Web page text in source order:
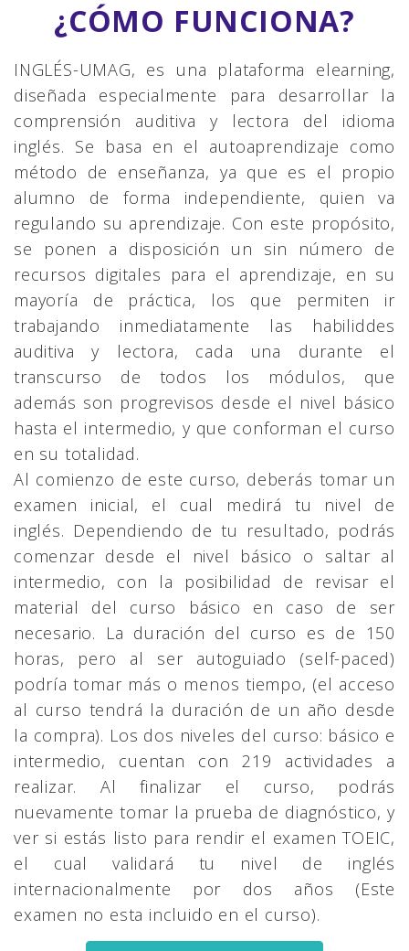
¿CÓMO FUNCIONA?
INGLÉS-UMAG, es una plataforma elearning,
diseñada especialmente para desarrollar la
comprensión auditiva y lectora del idioma
inglés. Se basa en el autoaprendizaje como
método de enseñanza, ya que es el propio
alumno de forma independiente, quien va
regulando su aprendizaje. Con este propósito,
se ponen a disposición un sin número de
recursos digitales para el aprendizaje, en su
mayoría de práctica, los que permiten ir
trabajando inmediatamente las habiliddes
auditiva y lectora, cada una durante el
transcurso de todos los módulos, que
además son progrevisos desde el nivel básico
hasta el intermedio, y que conforman el curso
en su totalidad.
Al comienzo de este curso, deberás tomar un
examen inicial, el cual medirá tu nivel de
inglés. Dependiendo de tu resultado, podrás
comenzar desde el nivel básico o saltar al
intermedio, con la posibilidad de revisar el
material del curso básico en caso de ser
necesario. La duración del curso es de 150
horas, pero al ser autoguiado (self-paced)
podría tomar más o menos tiempo, (el acceso
al curso tendrá la duración de un año desde
la compra). Los dos niveles del curso: básico e
intermedio, cuentan con 219 actividades a
realizar. Al finalizar el curso, podrás
nuevamente tomar la prueba de diagnóstico, y
ver si estás listo para rendir el examen TOEIC,
el cual validará tu nivel de inglés
internacionalmente por dos años (Este
examen no esta incluido en el curso).